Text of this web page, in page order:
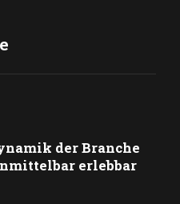
der Branche
erlebbar